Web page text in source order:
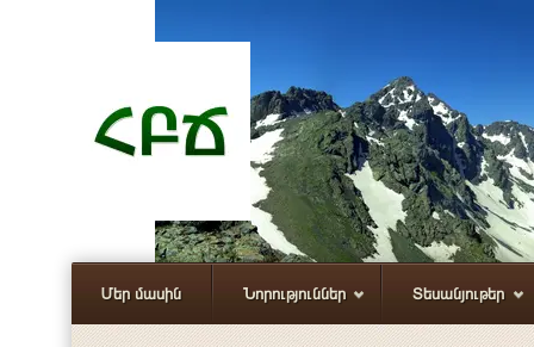
Մեր մասին Նորություններ Տեսանյութեր